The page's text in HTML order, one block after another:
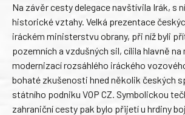
Na závěr cesty delegace navštívila Irák, s
historické vztahy. Velká prezentace
iráckém ministerstvu obrany, při níž byli
pozemních a vzdušných sil, cílila hlavně
modernizací rozsáhlého iráckého
bohaté zkušenosti hned několik českých
státního podniku VOP CZ. Symbolickou
zahraniční cesty pak bylo přijetí u hrdiny